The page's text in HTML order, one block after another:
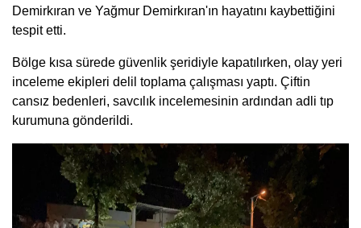
Demirkıran ve Yağmur Demirkıran'ın hayatını kaybettiğini
tespit etti.
Bölge kısa sürede güvenlik şeridiyle kapatılırken, olay yeri
inceleme ekipleri delil toplama çalışması yaptı. Çiftin
cansız bedenleri, savcılık incelemesinin ardından adli tıp
kurumuna gönderildi.